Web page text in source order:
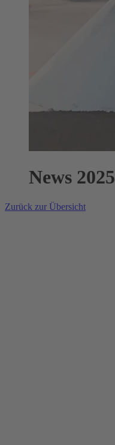
News 2025
Zurück zur Übersicht